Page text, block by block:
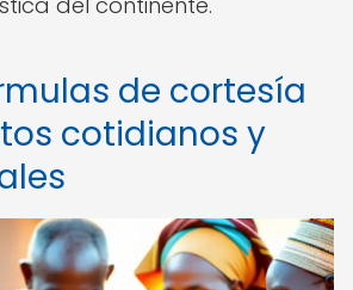
de cortesía
cotidianos y